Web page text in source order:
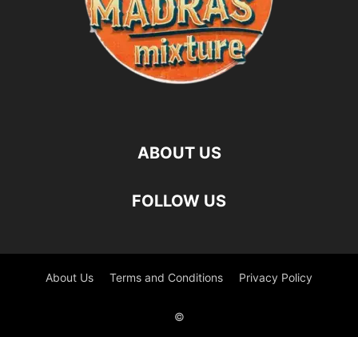
ABOUT US
FOLLOW US
About Us Terms and Conditions Privacy Policy
©